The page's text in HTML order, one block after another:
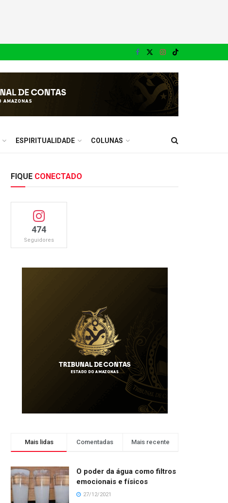
ESPIRITUALIDADE COLUNAS
FIQUE CONECTADO
474
Seguidores
Mais lidas Comentadas Mais recente
O poder da água como filtros
emocionais e físicos
27/12/2021